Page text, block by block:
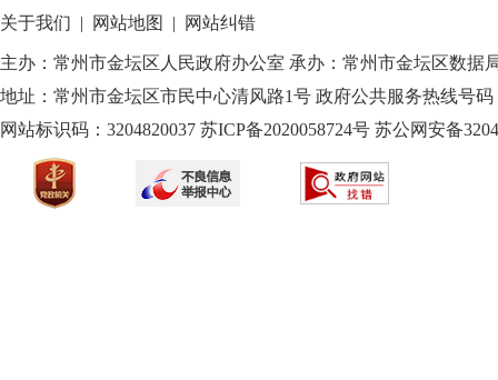
关于我们 | 网站地图 | 网站纠错
主办：常州市金坛区人民政府办公室 承办：常州市金坛区数据
地址：常州市金坛区市民中心清风路1号 政府公共服务热线号码
网站标识码：3204820037 苏ICP备2020058724号 苏公网安备